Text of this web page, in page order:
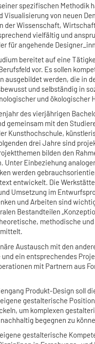
spezifischen Methodik
Visualisierung von neuen
der Wissenschaft,
vielfältig und
für angehende
bereitet auf eine
vor. Es sollen
ausgebildet werden, die in
und selbständig in
und ökologischer
des vierjährigen
gemeinsam mit den
Kunsthochschule,
drei Jahre sind
bilden den
Unter Einbeziehung
werden
entwickelt. Die
Umsetzung im
und Arbeiten sind
Bestandteilen
methodische
Austausch mit den
und ein entsprechendes
mit Partnern aus
Produkt-Design soll
gestalterische
um komplexen
begegnen zu
gestalterische